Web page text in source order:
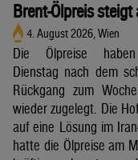
Brent-Ölpreis
4. August 2026, Wien
Die Ölpreise
Dienstag nach dem
Rückgang zum
wieder zugelegt. Die
auf eine Lösung im
hatte die Ölpreise am